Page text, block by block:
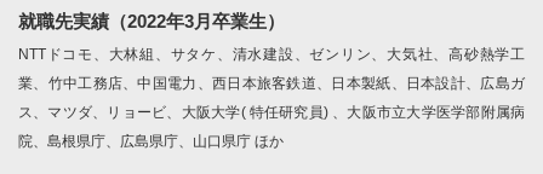
就職先実績（2022年3月卒業生）
NTTドコモ、大林組、サタケ、清水建設、ゼンリン、大気社、高砂熱学工
業、竹中工務店、中国電力、西日本旅客鉄道、日本製紙、日本設計、広島ガ
ス、マツダ、リョービ、大阪大学( 特任研究員) 、大阪市立大学医学部附属病
院、島根県庁、広島県庁、山口県庁 ほか